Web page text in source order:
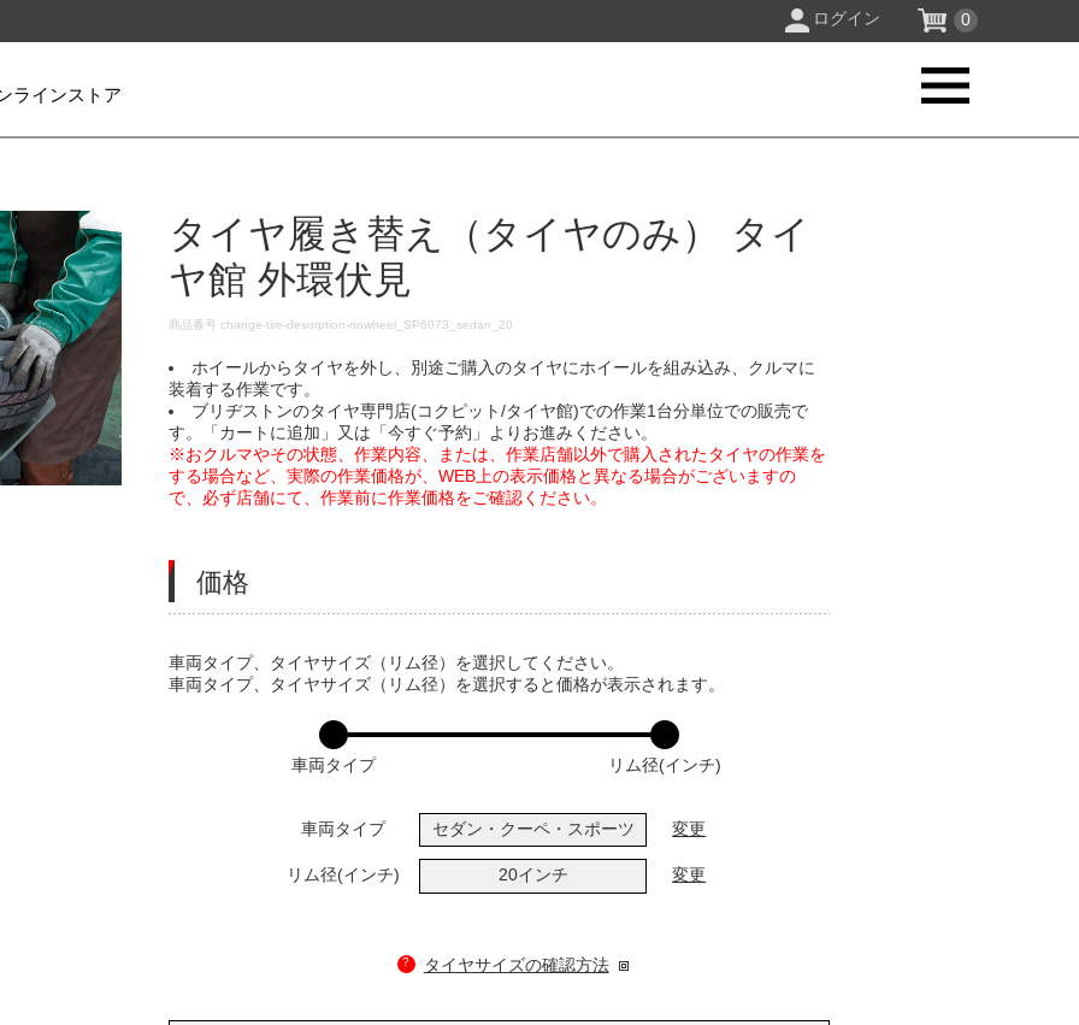
ログイン 0
ラインストア
タイヤ履き替え（タイヤのみ） タイ
ヤ館 外環伏見
DETAILS
商品番号change-tire-desorption-nowheel_SP6073_sedan_20
ホイールからタイヤを外し、別途ご購入のタイヤにホイールを組み込み、クルマに
装着する作業です。
ブリヂストンのタイヤ専門店(コクピット/タイヤ館)での作業1台分単位での販売で
す。「カートに追加」又は「今すぐ予約」よりお進みください。
※おクルマやその状態、作業内容、または、作業店舗以外で購入されたタイヤの作業を
する場合など、実際の作業価格が、WEB上の表示価格と異なる場合がございますの
で、必ず店舗にて、作業前に作業価格をご確認ください。
価格
VARIATIONS
車両タイプ、タイヤサイズ（リム径）を選択してください。
車両タイプ、タイヤサイズ（リム径）を選択すると価格が表示されます。
車両タイプ リム径(インチ)
車両タイプ セダン・クーペ・スポーツ 変更
リム径(インチ) 20インチ 変更
? タイヤサイズの確認方法